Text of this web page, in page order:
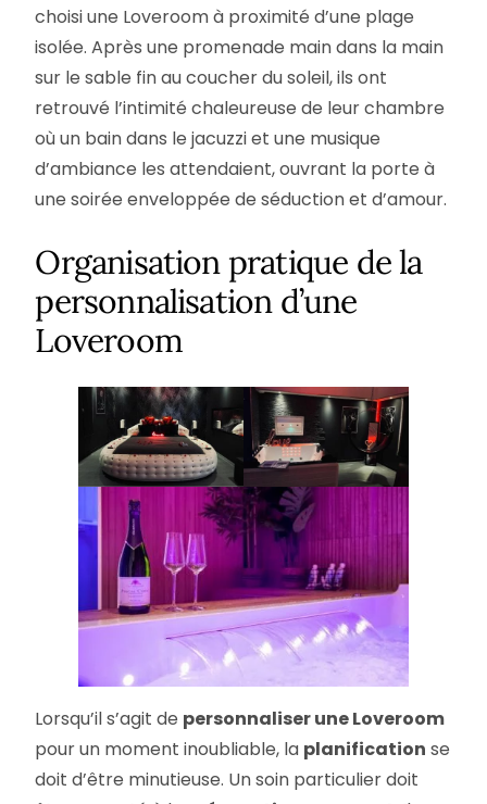
choisi une Loveroom à proximité d’une plage
isolée. Après une promenade main dans la main
sur le sable fin au coucher du soleil, ils ont
retrouvé l’intimité chaleureuse de leur chambre
où un bain dans le jacuzzi et une musique
d’ambiance les attendaient, ouvrant la porte à
une soirée enveloppée de séduction et d’amour.
Organisation pratique de la
personnalisation d’une
Loveroom
Lorsqu’il s’agit de personnaliser une Loveroom
pour un moment inoubliable, la planification se
doit d’être minutieuse. Un soin particulier doit